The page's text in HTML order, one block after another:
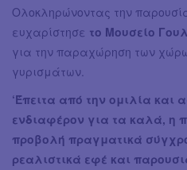
Ολοκληρώνοντας την
ευχαρίστησε το Μουσείο
για την παραχώρηση των
γυρισμάτων.
‘Έπειτα από την ομιλία και
ενδιαφέρον για τα καλά, η
προβολή πραγματικά
ρεαλιστικά εφέ και